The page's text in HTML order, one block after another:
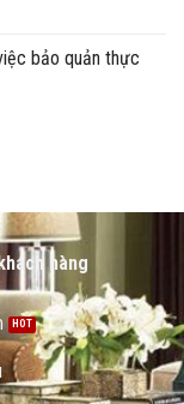
bảo quản thực
hàng